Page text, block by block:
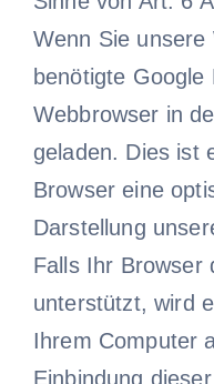
Wenn Sie
benötigte
Webbrowser in
geladen. Dies ist
Browser eine
Darstellung
Falls Ihr Browser
unterstützt, wird
Ihrem Computer
Einbindung